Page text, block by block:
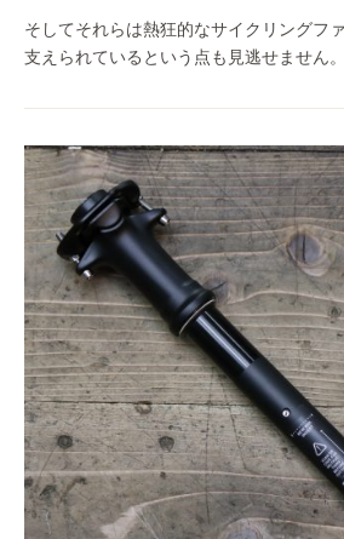
そしてそれらは熱狂的なサイクリングフ
支えられているという点も見逃せません。